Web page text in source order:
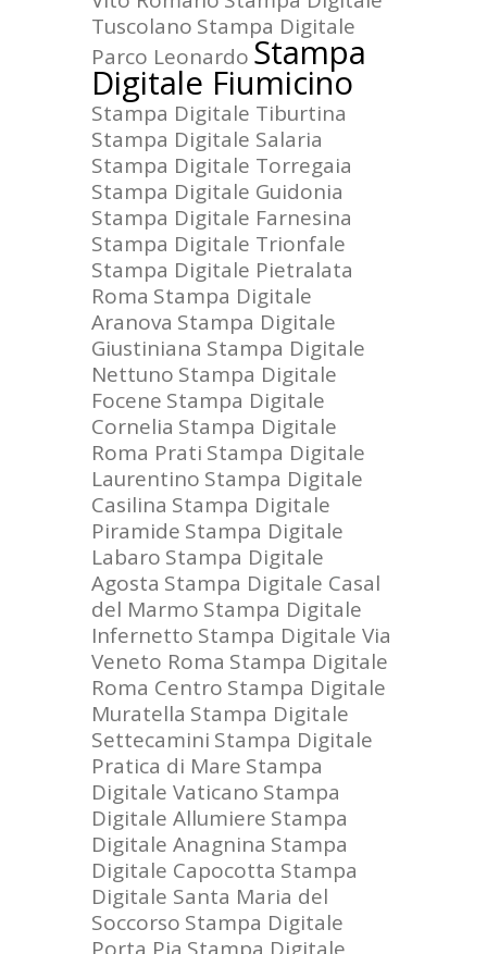
Tuscolano Stampa Digitale
Parco Leonardo Stampa
Digitale Fiumicino
Stampa Digitale Tiburtina
Stampa Digitale Salaria
Stampa Digitale Torregaia
Stampa Digitale Guidonia
Stampa Digitale Farnesina
Stampa Digitale Trionfale
Stampa Digitale Pietralata
Roma Stampa Digitale
Aranova Stampa Digitale
Giustiniana Stampa Digitale
Nettuno Stampa Digitale
Focene Stampa Digitale
Cornelia Stampa Digitale
Roma Prati Stampa Digitale
Laurentino Stampa Digitale
Casilina Stampa Digitale
Piramide Stampa Digitale
Labaro Stampa Digitale
Agosta Stampa Digitale Casal
del Marmo Stampa Digitale
Infernetto Stampa Digitale Via
Veneto Roma Stampa Digitale
Roma Centro Stampa Digitale
Muratella Stampa Digitale
Settecamini Stampa Digitale
Pratica di Mare Stampa
Digitale Vaticano Stampa
Digitale Allumiere Stampa
Digitale Anagnina Stampa
Digitale Capocotta Stampa
Digitale Santa Maria del
Soccorso Stampa Digitale